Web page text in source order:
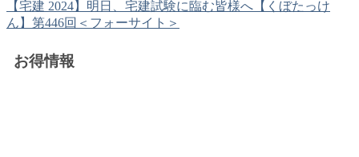
【宅建 2024】明日、宅建試験に臨む皆様へ【くぼたっけ
ん】第446回＜フォーサイト＞
お得情報